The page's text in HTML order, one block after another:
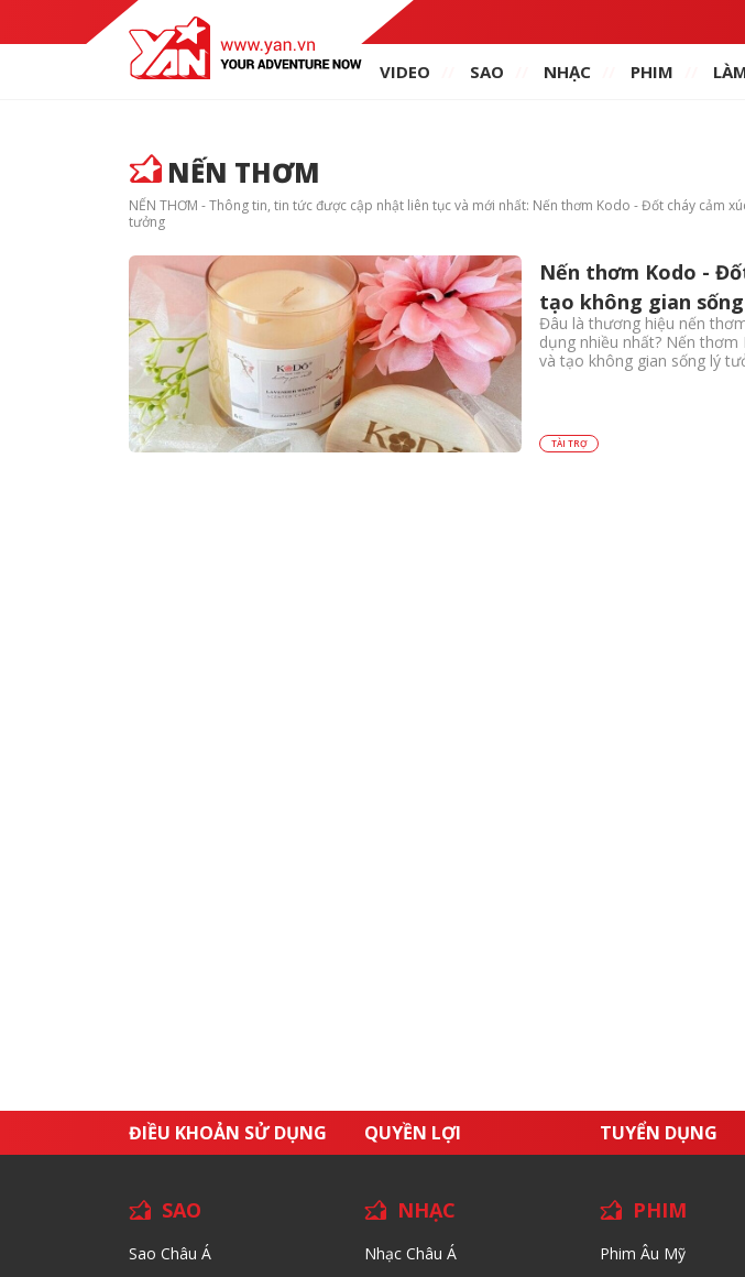
VIDEO SAO NHẠC PHIM
NẾN THƠM
NẾN THƠM - Thông tin, tin tức được cập nhật liên tục và mới nhất: Nến thơm Kodo - Đốt cháy cảm
tưởng
Nến thơm Kodo -
tạo không gian
Đâu là thương hiệu nến
dụng nhiều nhất? Nến
và tạo không gian sống lý
TÀI TRỢ
ĐIỀU KHOẢN SỬ DỤNG QUYỀN LỢI TUYỂN DỤNG
SAO
Sao Châu Á
NHẠC
Nhạc Châu Á
PHIM
Phim Âu Mỹ